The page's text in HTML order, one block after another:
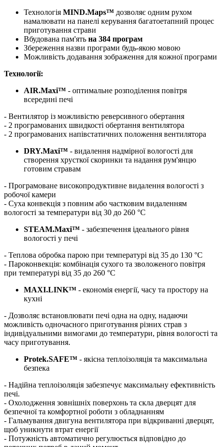
Технологія MIND.Maps™ дозволяє одним рухом
намалювати на панелі керування багатоетапний процес
приготування страви
Вбудована пам'ять на 384 програм
Збереження назви програми будь-якою мовою
Можливість додавання зображення для кожної програми
Технології:
AIR.Maxi™ - оптимальне розподілення повітря
всередині печі
- Вентилятор із можливістю реверсивного обертання
- 2 програмованих швидкості обертання вентилятора
- 2 програмованих напівстатичних положення вентилятора
DRY.Maxi™ - видалення надмірної вологості для
створення хрусткої скоринки та надання рум'янцю
готовим стравам
- Програмоване високопродуктивне видалення вологості з
робочої камери
- Суха конвекція з повним або частковим видаленням
вологості за температури від 30 до 260 °C
STEAM.Maxi™ - забезпечення ідеального рівня
вологості у печі
- Теплова обробка парою при температурі від 35 до 130 °C
- Пароконвекція: комбінація сухого та зволоженого повітря
при температурі від 35 до 260 °C
MAXI.LINK™ - економія енергії, часу та простору на
кухні
- Дозволяє встановлювати печі одна на одну, надаючи
можливість одночасного приготування різних страв з
індивідуальними вимогами до температури, рівня вологості та
часу приготування.
Protek.SAFE™ - якісна теплоізоляція та максимальна
безпека
- Надійна теплоізоляція забезпечує максимальну ефективність
печі.
- Охолодження зовнішніх поверхонь та скла дверцят для
безпечної та комфортної роботи з обладнанням
- Гальмування двигуна вентилятора при відкриванні дверцят,
щоб уникнути втрат енергії
- Потужність автоматично регулюється відповідно до